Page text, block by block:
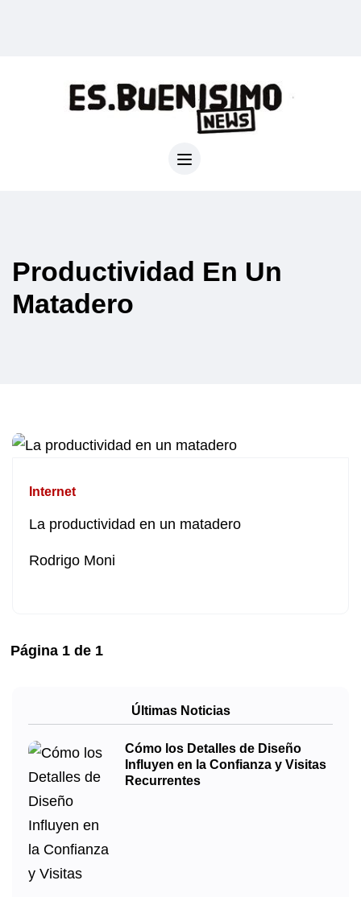
Productividad En Un
Matadero
Internet
La productividad en un matadero
Rodrigo Moni
Página 1 de 1
Últimas Noticias
Cómo los Detalles de Diseño
Influyen en la Confianza y Visitas
Recurrentes